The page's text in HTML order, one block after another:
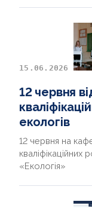
15.06.2026
12 червня
екологів
12 червня на
кваліфікаційних
«Екологія»